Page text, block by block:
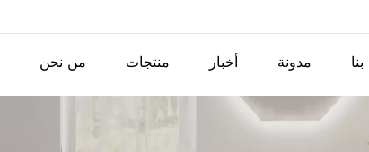
من نحن منتجات أخبار مدونة